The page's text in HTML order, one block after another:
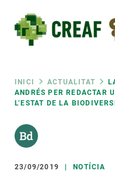
contingut
Fil
INICI ACTUALITAT
ANDRÉS PER REDACTAR
L’ESTAT DE LA
23/09/2019 NOTÍCIA
RRSS
Featured